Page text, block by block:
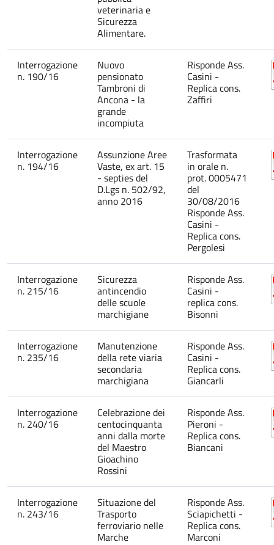
veterinaria e
Sicurezza
Alimentare.
Interrogazione
n. 190/16
Nuovo
pensionato
Tambroni di
Ancona - la
grande
incompiuta
Risponde Ass.
Casini -
Replica cons.
Zaffiri
Interrogazione
n. 194/16
Assunzione Aree
Vaste, ex art. 15
- septies del
D.Lgs n. 502/92,
anno 2016
Trasformata
in orale n.
prot. 0005471
del
30/08/2016
Risponde Ass.
Casini -
Replica cons.
Pergolesi
Interrogazione
n. 215/16
Sicurezza
antincendio
delle scuole
marchigiane
Risponde Ass.
Casini -
replica cons.
Bisonni
Interrogazione
n. 235/16
Manutenzione
della rete viaria
secondaria
marchigiana
Risponde Ass.
Casini -
Replica cons.
Giancarli
Interrogazione
n. 240/16
Celebrazione dei
centocinquanta
anni dalla morte
del Maestro
Gioachino
Rossini
Risponde Ass.
Pieroni -
Replica cons.
Biancani
Interrogazione
n. 243/16
Situazione del
Trasporto
ferroviario nelle
Marche
Risponde Ass.
Sciapichetti -
Replica cons.
Marconi